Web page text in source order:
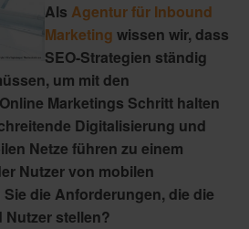
Als Agentur für Inbound
Marketing wissen wir, dass
SEO-Strategien ständig
um mit den
Marketings Schritt halten
Digitalisierung und
Netze führen zu einem
Nutzer von mobilen
die Anforderungen, die die
stellen?